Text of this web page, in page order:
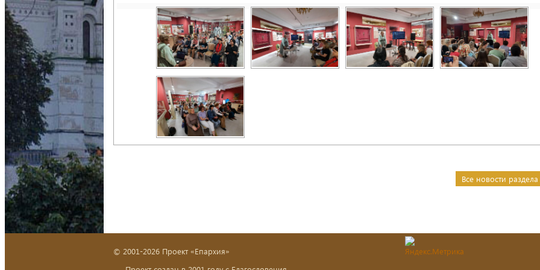
Все новости
© 2001-2026 Проект «Епархия»